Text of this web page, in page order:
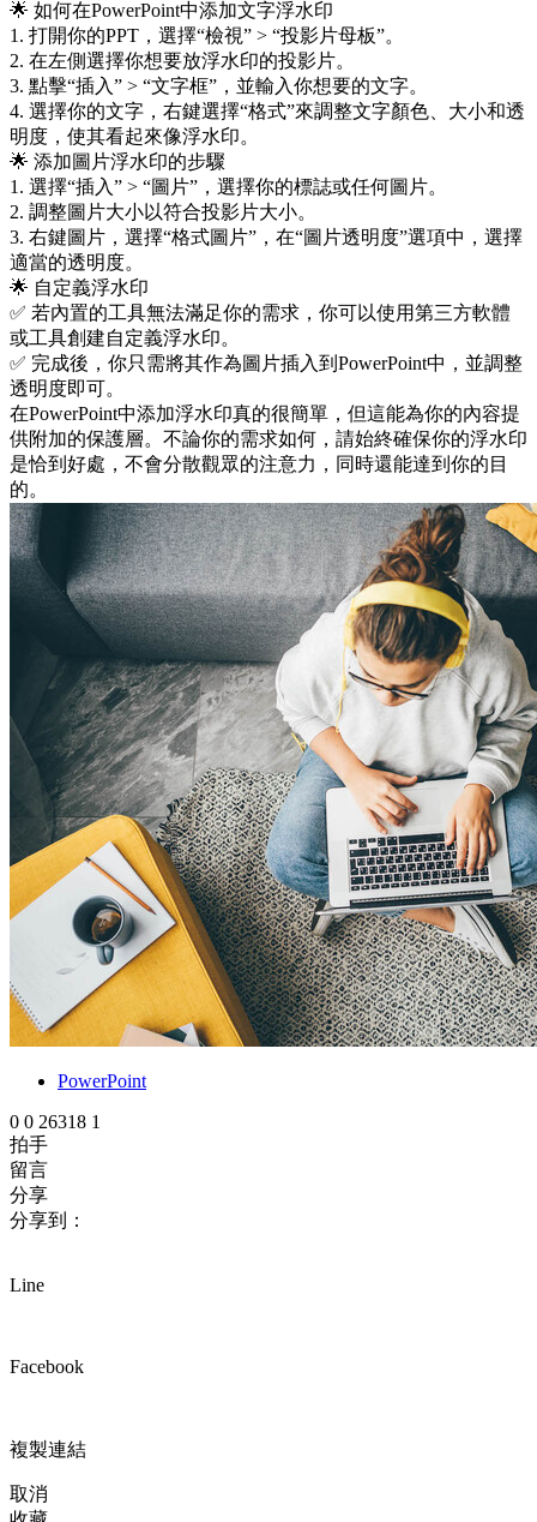
🌟 如何在PowerPoint中添加文字浮水印
1. 打開你的PPT，選擇“檢視” > “投影片母板”。
2. 在左側選擇你想要放浮水印的投影片。
3. 點擊“插入” > “文字框”，並輸入你想要的文字。
4. 選擇你的文字，右鍵選擇“格式”來調整文字顏色、大小和透
明度，使其看起來像浮水印。
🌟 添加圖片浮水印的步驟
1. 選擇“插入” > “圖片”，選擇你的標誌或任何圖片。
2. 調整圖片大小以符合投影片大小。
3. 右鍵圖片，選擇“格式圖片”，在“圖片透明度”選項中，選擇
適當的透明度。
🌟 自定義浮水印
✅ 若內置的工具無法滿足你的需求，你可以使用第三方軟體
或工具創建自定義浮水印。
✅ 完成後，你只需將其作為圖片插入到PowerPoint中，並調整
透明度即可。
在PowerPoint中添加浮水印真的很簡單，但這能為你的內容提
供附加的保護層。不論你的需求如何，請始終確保你的浮水印
是恰到好處，不會分散觀眾的注意力，同時還能達到你的目
的。
PowerPoint
0 0 26318 1
拍手
留言
分享
分享到：
Line
Facebook
複製連結
取消